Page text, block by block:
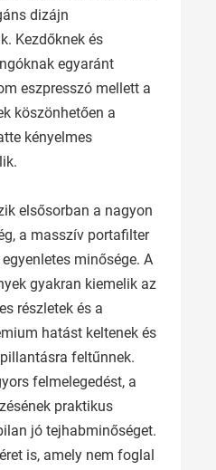
dizájn
Kezdőknek és
egyaránt
eszpresszó mellett a
köszönhetően a
kényelmes
elsősorban a nagyon
a masszív portafilter
minősége. A
gyakran kiemelik az
részletek és a
hatást keltenek és
feltűnnek.
felmelegedést, a
praktikus
jó tejhabminőséget.
is, amely nem foglal